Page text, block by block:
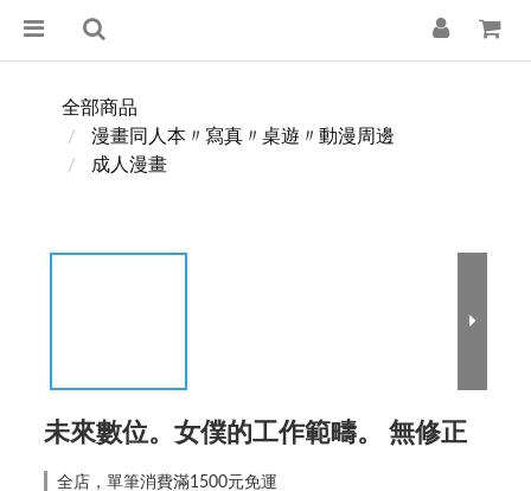
全部商品
漫畫同人本〃寫真〃桌遊〃動漫周邊
成人漫畫
未來數位。女僕的工作範疇。 無修正
全店，單筆消費滿1500元免運